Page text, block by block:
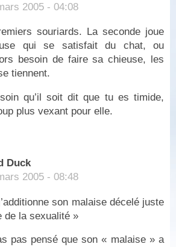
2005 - 04:08
souriards. La seconde joue
qui se satisfait du chat, ou
besoin de faire sa chieuse, les
tiennent.
qu’il soit dit que tu es timide,
plus vexant pour elle.
Duck
2005 - 08:48
son malaise décelé juste
de la sexualité »
pas pensé que son « malaise » a